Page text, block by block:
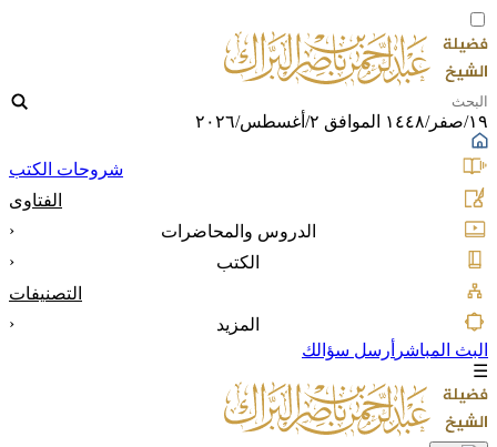
١٩/صفر/١٤٤٨ الموافق ٢/أغسطس/٢٠٢٦
شروحات الكتب
الفتاوى
الدروس والمحاضرات
‹
الكتب
‹
التصنيفات
المزيد
‹
البث المباشر أرسل سؤالك
☰